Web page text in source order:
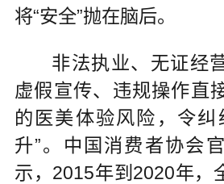
将“安全”抛在脑后。
非法执业、无证经
虚假宣传、违规操作直
的医美体验风险，令纠
升”。中国消费者协会
示，2015年到2020年，